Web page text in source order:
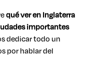
qué ver en Inglaterra
importantes
dedicar todo un
por hablar del